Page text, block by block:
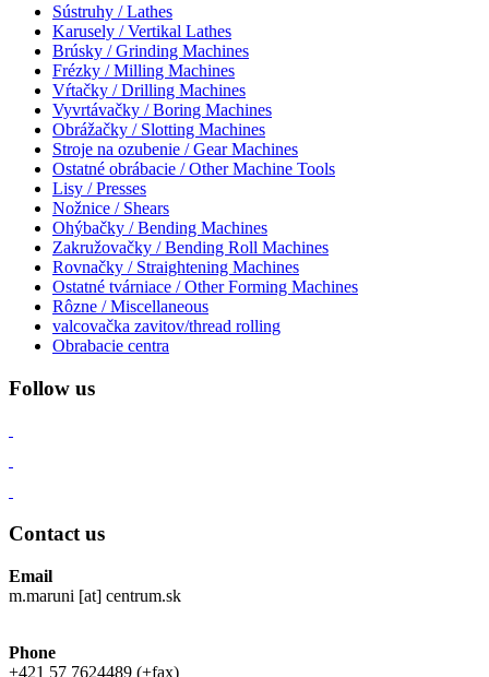
Sústruhy / Lathes
Karusely / Vertikal Lathes
Brúsky / Grinding Machines
Frézky / Milling Machines
Vŕtačky / Drilling Machines
Vyvrtávačky / Boring Machines
Obrážačky / Slotting Machines
Stroje na ozubenie / Gear Machines
Ostatné obrábacie / Other Machine Tools
Lisy / Presses
Nožnice / Shears
Ohýbačky / Bending Machines
Zakružovačky / Bending Roll Machines
Rovnačky / Straightening Machines
Ostatné tvárniace / Other Forming Machines
Rôzne / Miscellaneous
valcovačka zavitov/thread rolling
Obrabacie centra
Follow us
Contact us
Email
m.maruni [at] centrum.sk
Phone
+421 57 7624489 (+fax)